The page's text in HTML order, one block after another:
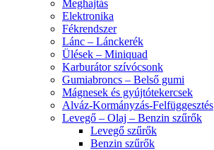
Meghajtás
Elektronika
Fékrendszer
Lánc – Lánckerék
Ülések – Miniquad
Karburátor szívócsonk
Gumiabroncs – Belső gumi
Mágnesek és gyújtótekercsek
Alváz-Kormányzás-Felfüggesztés
Levegő – Olaj – Benzin szűrők
Levegő szűrők
Benzin szűrők